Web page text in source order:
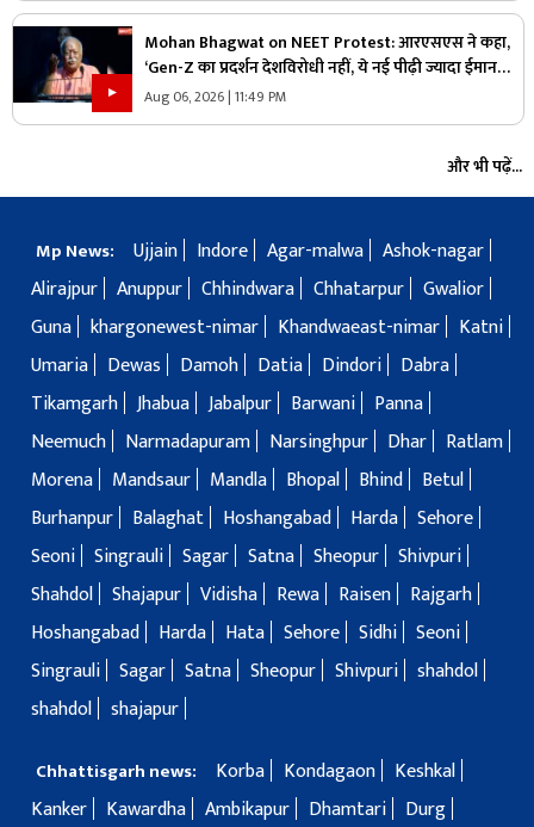
Mohan Bhagwat on NEET Protest: आरएसएस ने कहा,
‘Gen-Z का प्रदर्शन देशविरोधी नहीं, ये नई पीढ़ी ज्यादा ईमानदार
है’.. पढ़ें मोहन भागवत NEET प्रोटेस्ट पर और क्या कहा
Aug 06, 2026 | 11:49 PM
और भी पढ़ें...
Mp News: Ujjain Indore Agar-malwa Ashok-nagar
Alirajpur Anuppur Chhindwara Chhatarpur Gwalior
Guna khargonewest-nimar Khandwaeast-nimar
Katni
Umaria
Dewas Damoh Datia Dindori
Dabra
Tikamgarh Jhabua Jabalpur Barwani
Panna
Neemuch
Narmadapuram Narsinghpur Dhar
Ratlam
Morena
Mandsaur Mandla Bhopal Bhind
Betul
Burhanpur
Balaghat Hoshangabad Harda Sehore
Seoni Singrauli Sagar Satna Sheopur Shivpuri
Shahdol Shajapur Vidisha Rewa Raisen
Rajgarh
Hoshangabad
Harda Hata Sehore Sidhi Seoni
Singrauli Sagar Satna Sheopur Shivpuri shahdol
shahdol shajapur
Chhattisgarh news: Korba Kondagaon
Keshkal
Kanker
Kawardha Ambikapur Dhamtari
Durg